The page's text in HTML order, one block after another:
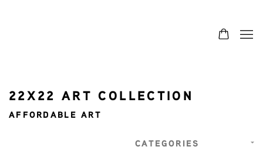
22X22 ART COLLECTION
AFFORDABLE ART
CATEGORIES